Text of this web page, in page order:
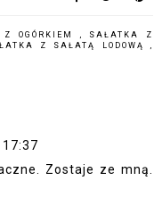
Z OGÓRKIEM
SAŁATKA Z
Z SAŁATĄ LODOWĄ
Zostaje ze mną.